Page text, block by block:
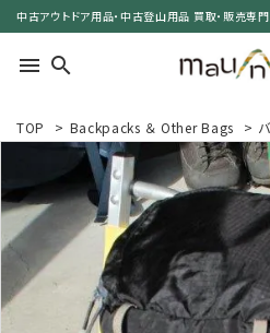
中古アウトドア用品・中古登山用品 買取・販売
menu search
カテゴリーで選ぶ
サイズで選ぶ
特集で選ぶ
TOP > Backpacks ＆ Other Bags >